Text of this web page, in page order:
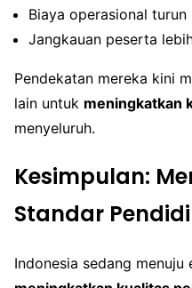
Biaya operasional turun
Jangkauan peserta
Pendekatan mereka kini
lain untuk meningkatkan
menyeluruh.
Kesimpulan:
Standar
Indonesia sedang menuju